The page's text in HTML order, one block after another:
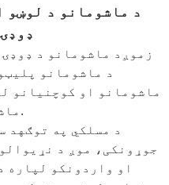
د ماشومانو د لوښو
زموږ د ماشومانو د
د ماشومانو
ماشومانو او کوچنیانو
ماشومانو د کڅوړو سیټ شامل دي.
د مسلکي په توګهد
جوړونکی، موږ د
او واردونکو لپاره